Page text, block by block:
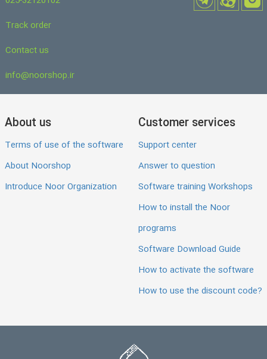
Track order
Contact us
info@noorshop.ir
About us
Terms of use of the software
About Noorshop
Introduce Noor Organization
Customer services
Support center
Answer to question
Software training Workshops
How to install the Noor
programs
Software Download Guide
How to activate the software
How to use the discount code?